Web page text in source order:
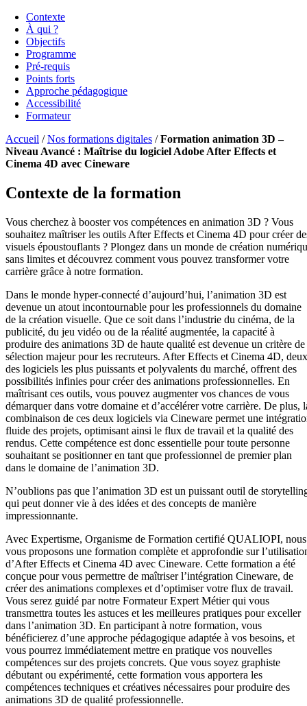
Contexte
À qui ?
Objectifs
Programme
Pré-requis
Points forts
Approche pédagogique
Accessibilité
Formateur
Accueil /Nos formations digitales /Formation animation 3D –
Niveau Avancé : Maîtrise du logiciel Adobe After Effects et
Cinema 4D avec Cineware
Contexte de la formation
Vous cherchez à booster vos compétences en animation 3D ? Vous
souhaitez maîtriser les outils After Effects et Cinema 4D pour créer
visuels époustouflants ? Plongez dans un monde de création
sans limites et découvrez comment vous pouvez transformer votre
carrière grâce à notre formation.
Dans le monde hyper-connecté d’aujourd’hui, l’animation 3D est
devenue un atout incontournable pour les professionnels du domaine
de la création visuelle. Que ce soit dans l’industrie du cinéma, de la
publicité, du jeu vidéo ou de la réalité augmentée, la capacité à
produire des animations 3D de haute qualité est devenue un critère de
sélection majeur pour les recruteurs. After Effects et Cinema 4D, deux
des logiciels les plus puissants et polyvalents du marché, offrent des
possibilités infinies pour créer des animations professionnelles. En
maîtrisant ces outils, vous pouvez augmenter vos chances de vous
démarquer dans votre domaine et d’accélérer votre carrière. De plus,
combinaison de ces deux logiciels via Cineware permet une
fluide des projets, optimisant ainsi le flux de travail et la qualité des
rendus. Cette compétence est donc essentielle pour toute personne
souhaitant se positionner en tant que professionnel de premier plan
dans le domaine de l’animation 3D.
N’oublions pas que l’animation 3D est un puissant outil de
qui peut donner vie à des idées et des concepts de manière
impressionnante.
Avec Expertisme, Organisme de Formation certifié QUALIOPI, nous
vous proposons une formation complète et approfondie sur
d’After Effects et Cinema 4D avec Cineware. Cette formation a été
conçue pour vous permettre de maîtriser l’intégration Cineware, de
créer des animations complexes et d’optimiser votre flux de travail.
Vous serez guidé par notre Formateur Expert Métier qui vous
transmettra toutes les astuces et les meilleures pratiques pour exceller
dans l’animation 3D. En participant à notre formation, vous
bénéficierez d’une approche pédagogique adaptée à vos besoins, et
vous pourrez immédiatement mettre en pratique vos nouvelles
compétences sur des projets concrets. Que vous soyez graphiste
débutant ou expérimenté, cette formation vous apportera les
compétences techniques et créatives nécessaires pour produire des
animations 3D de qualité professionnelle.